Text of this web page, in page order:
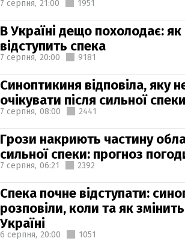
7 серпня, 21:00 1951
В Україні дещо похолодає:
відступить спека
7 серпня, 20:00 9181
Синоптикиня відповіла, яку
очікувати після сильної спеки
7 серпня, 08:00 2441
Грози накриють частину
сильної спеки: прогноз
7 серпня, 06:21 2392
Спека почне відступати:
розповіли, коли та як
Україні
6 серпня, 20:00 1051